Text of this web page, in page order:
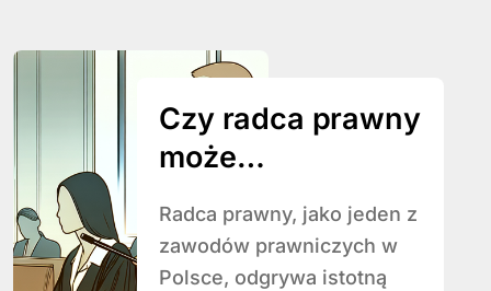
Czy radca prawny
może
klienta w sądzie?
Radca prawny, jako jeden z
zawodów prawniczych w
Polsce, odgrywa istotną